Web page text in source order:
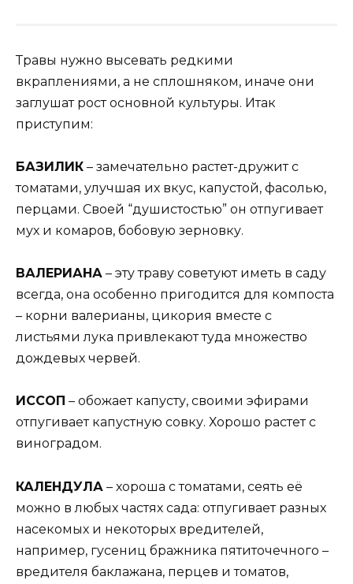
Травы нужно высевать редкими
вкраплениями, а не сплошняком, иначе они
заглушат рост основной культуры. Итак
приступим:
БАЗИЛИК – замечательно растет-дружит с
томатами, улучшая их вкус, капустой, фасолью,
перцами. Своей “душистостью” он отпугивает
мух и комаров, бобовую зерновку.
ВАЛЕРИАНА – эту траву советуют иметь в саду
всегда, она особенно пригодится для компоста
– корни валерианы, цикория вместе с
листьями лука привлекают туда множество
дождевых червей.
ИССОП – обожает капусту, своими эфирами
отпугивает капустную совку. Хорошо растет с
виноградом.
КАЛЕНДУЛА – хороша с томатами, сеять её
можно в любых частях сада: отпугивает разных
насекомых и некоторых вредителей,
например, гусениц бражника пятиточечного –
вредителя баклажана, перцев и томатов,